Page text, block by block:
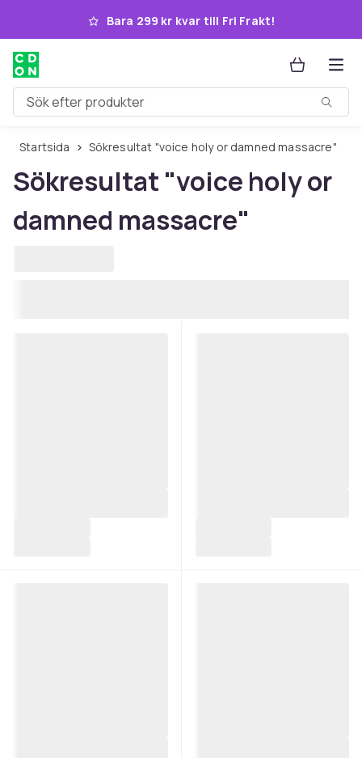
Hoppa till huvudinnehållet
Bara 299 kr kvar till Fri Frakt!
Sök efter produkter
Startsida Sökresultat "voice holy or damned massacre"
Sökresultat "voice holy or
damned massacre"